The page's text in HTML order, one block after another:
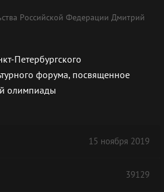
Российской Федерации Дмитрий
Петербургского
форума, посвященное
олимпиады
15 ноября 2019
39129